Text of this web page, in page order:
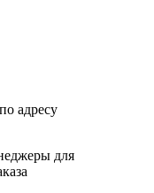
адресу
для